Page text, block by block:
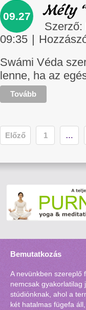
09.27 Mély
Szerző:
09:35 |
Swámi Véda
lenne, ha az
Tovább
Előző 1 …
Bemutatkozás
A nevünkben szereplő
nemcsak gyakorlatilag
stúdiónknak, ahol a
két hatalmas fügefa